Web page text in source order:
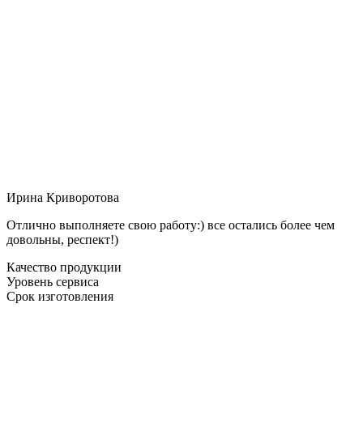
Ирина Криворотова
Отлично выполняете свою работу:) все остались более чем
довольны, респект!)
Качество продукции
Уровень сервиса
Срок изготовления